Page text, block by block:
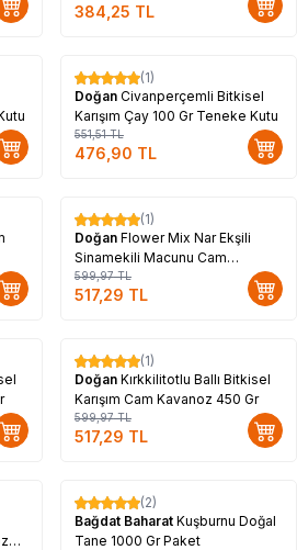
384,25 TL
%14
(1)
Doğan Civanperçemli Bitkisel
Karışım Çay 100 Gr Teneke Kutu
551,51TL
476,90 TL
%14
(1)
Doğan Flower Mix Nar Ekşili
Sinamekili Macunu Cam
Kavanoz 450 Gr
599,97TL
517,29 TL
%14
(1)
Doğan Kırkkilitotlu Ballı Bitkisel
Karışım Cam Kavanoz 450 Gr
599,97TL
517,29 TL
%17
(2)
Bağdat Baharat Kuşburnu Doğal
Tane 1000 Gr Paket